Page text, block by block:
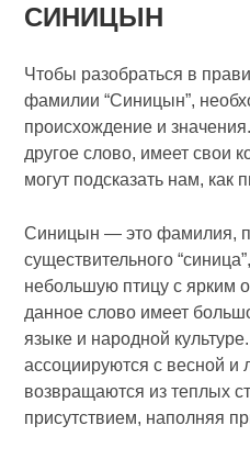
СИНИЦЫН
Чтобы разобраться в
фамилии “Синицын”,
происхождение и
другое слово, имеет свои
могут подсказать нам, как
Синицын — это фамилия,
существительного
небольшую птицу с ярким
данное слово имеет
языке и народной
ассоциируются с весной и
возвращаются из теплых
присутствием, наполняя